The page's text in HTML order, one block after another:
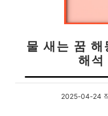
물 새는 꿈
해석
2025-04-24